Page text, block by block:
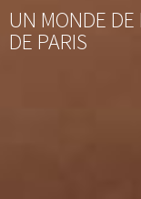
UN MONDE
DE PARIS